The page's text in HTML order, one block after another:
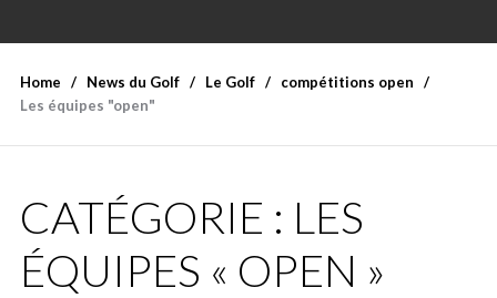
Home News du Golf Le Golf
compétitions open
Les équipes "open"
CATÉGORIE : LES
ÉQUIPES « OPEN »